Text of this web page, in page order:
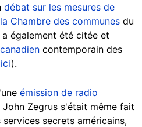
débat sur les mesures de
Chambre des communes du
également été citée et
contemporain des
ici).
émission de radio
John Zegrus s'était même fait
secrets américains,